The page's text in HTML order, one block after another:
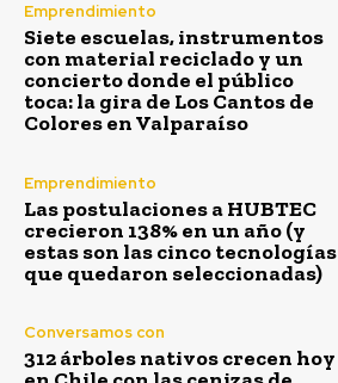
Emprendimiento
Siete escuelas, instrumentos
con material reciclado y un
concierto donde el público
toca: la gira de Los Cantos de
Colores en Valparaíso
Emprendimiento
Las postulaciones a HUBTEC
crecieron 138% en un año (y
estas son las cinco tecnologías
que quedaron seleccionadas)
Conversamos con
312 árboles nativos crecen hoy